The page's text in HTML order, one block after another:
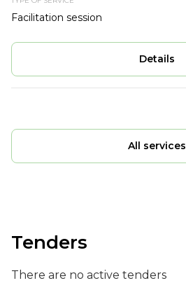
Facilitation session
Details
All services
Tenders
There are no active tenders